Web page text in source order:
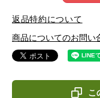
返品特約について
商品についてのお問い
こ